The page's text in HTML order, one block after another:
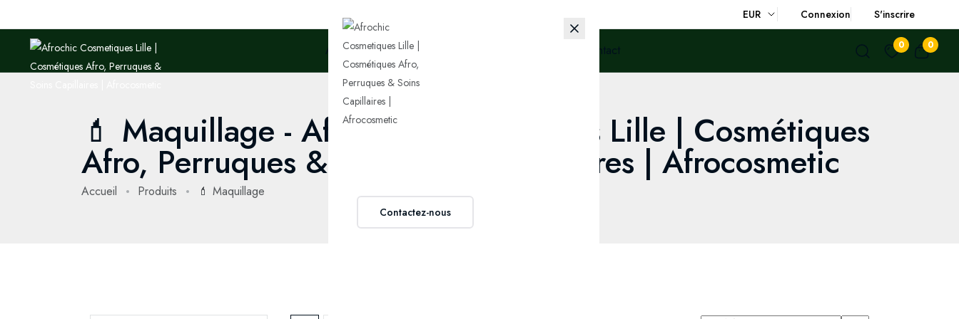
Contactez-nous
EUR Connexion S'inscrire
Acceuil Boutique Contact 0 0
💄 Maquillage - Afrochic Cosmetiques Lille | Cosmétiques
Afro, Perruques &amp; Soins Capillaires | Afrocosmetic
Accueil Produits 💄 Maquillage